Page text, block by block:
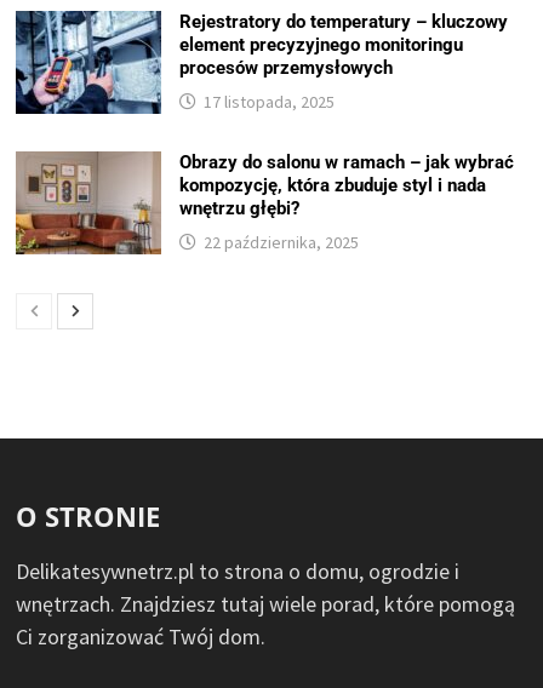
Rejestratory do temperatury – kluczowy
element precyzyjnego monitoringu
procesów przemysłowych
17 listopada, 2025
Obrazy do salonu w ramach – jak wybrać
kompozycję, która zbuduje styl i nada
wnętrzu głębi?
22 października, 2025
O STRONIE
Delikatesywnetrz.pl to strona o domu, ogrodzie i
wnętrzach. Znajdziesz tutaj wiele porad, które pomogą
Ci zorganizować Twój dom.